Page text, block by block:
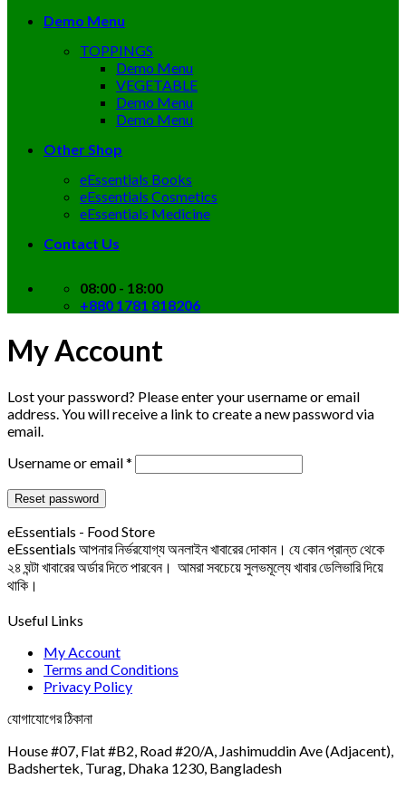
Demo Menu
TOPPINGS
Demo Menu
VEGETABLE
Demo Menu
Demo Menu
Other Shop
eEssentials Books
eEssentials Cosmetics
eEssentials Medicine
Contact Us
08:00 - 18:00
+880 1781 818206
My Account
Lost your password? Please enter your username or email
address. You will receive a link to create a new password via
email.
Username or email* Required
Reset password
eEssentials - Food Store
eEssentials আপনার নির্ভরযোগ্য অনলাইন খাবারের দোকান। যে কোন প্রান্ত থেকে
২৪ ঘন্টা খাবারের অর্ডার দিতে পারবেন। আমরা সবচেয়ে সুলভমূল্যে খাবার ডেলিভারি দিয়ে
থাকি।
Useful Links
My Account
Terms and Conditions
Privacy Policy
যোগাযোগের ঠিকানা
House #07, Flat #B2, Road #20/A, Jashimuddin Ave (Adjacent),
Badshertek, Turag, Dhaka 1230, Bangladesh